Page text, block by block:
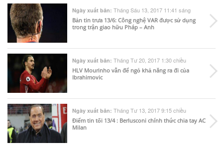
Ngày xuất bản: Tháng Sáu 13, 2017 11:41 sáng
Bản tin trưa 13/6: Công nghệ VAR được sử dụng
trong trận giao hữu Pháp – Anh
Ngày xuất bản: Tháng Tư 20, 2017 1:30 chiều
HLV Mourinho vẫn để ngỏ khả năng ra đi của
Ibrahimovic
Ngày xuất bản: Tháng Tư 13, 2017 9:15 chiều
Điểm tin tối 13/4 : Berlusconi chính thức chia tay AC
Milan